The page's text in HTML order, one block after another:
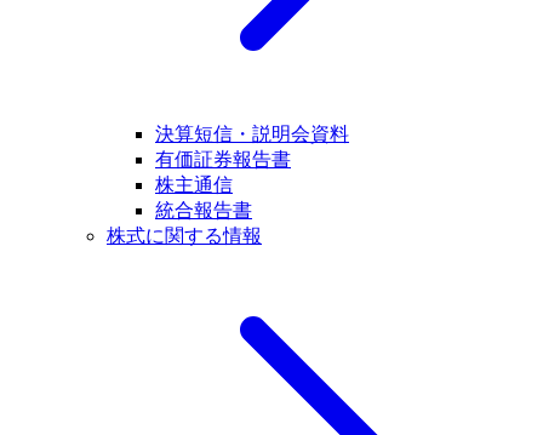
決算短信・説明会資料
有価証券報告書
株主通信
統合報告書
株式に関する情報